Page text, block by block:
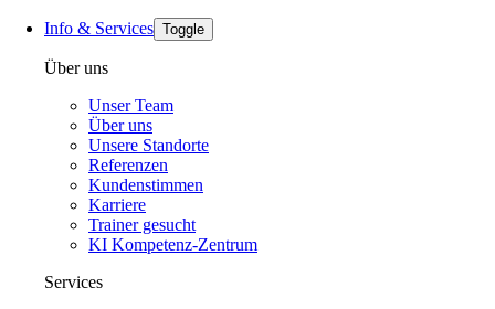
Info & Services Toggle
Über uns
Unser Team
Über uns
Unsere Standorte
Referenzen
Kundenstimmen
Karriere
Trainer gesucht
KI Kompetenz-Zentrum
Services